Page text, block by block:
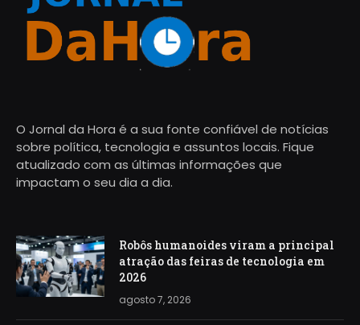
O Jornal da Hora é a sua fonte confiável de notícias
sobre política, tecnologia e assuntos locais. Fique
atualizado com as últimas informações que
impactam o seu dia a dia.
Robôs humanoides viram a principal
atração das feiras de tecnologia em
2026
agosto 7, 2026